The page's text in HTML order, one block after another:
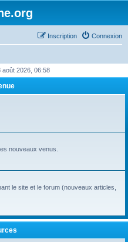
Connexion
Inscription
août 2026, 06:58
nouveaux venus.
le site et le forum (nouveaux articles,